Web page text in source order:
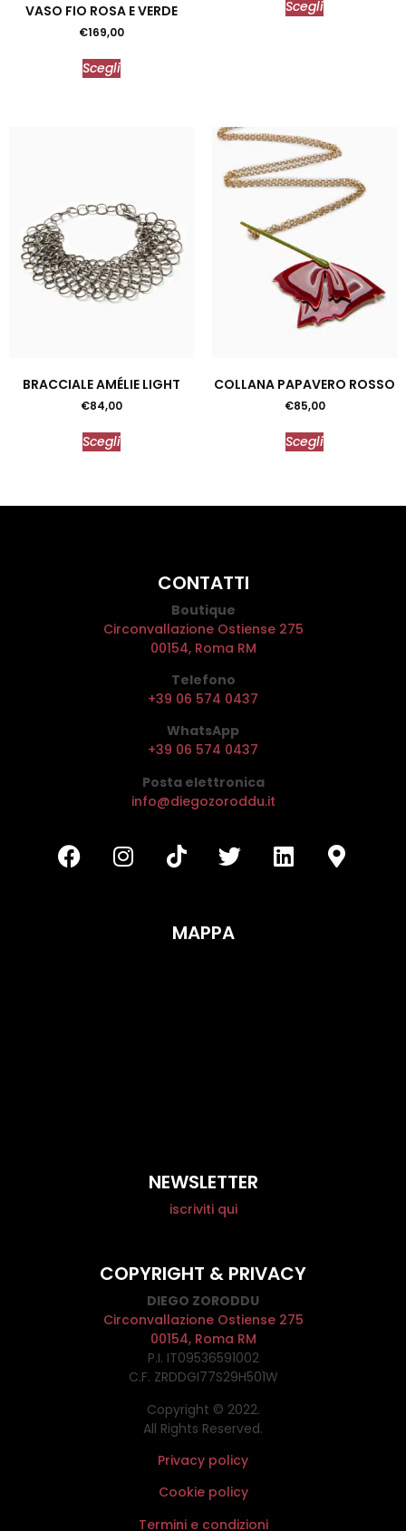
VASO FIO ROSA E VERDE
€169,00
Scegli
Scegli
BRACCIALE AMÉLIE LIGHT
€84,00
Scegli
COLLANA PAPAVERO ROSSO
€85,00
Scegli
CONTATTI
Boutique
Circonvallazione Ostiense 275
00154, Roma RM
Telefono
+39 06 574 0437
WhatsApp
+39 06 574 0437
Posta elettronica
info@diegozoroddu.it
MAPPA
NEWSLETTER
iscriviti qui
COPYRIGHT & PRIVACY
DIEGO ZORODDU
Circonvallazione Ostiense 275
00154, Roma RM
P.I. IT09536591002
C.F. ZRDDGI77S29H501W
Copyright © 2022.
All Rights Reserved.
Privacy policy
Cookie policy
Termini e condizioni